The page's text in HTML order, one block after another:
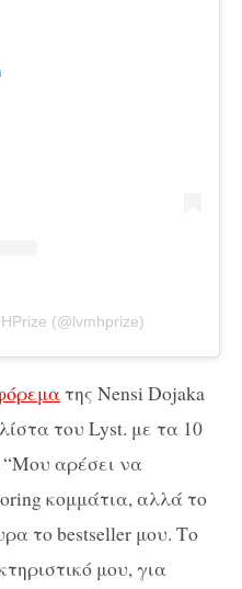
(@lvmhprize)
της Nensi Dojaka
του Lyst. με τα 10
“Μου αρέσει να
κομμάτια, αλλά το
το bestseller μου. Το
μου, για